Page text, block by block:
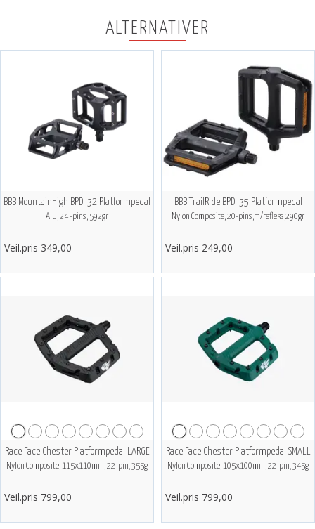
ALTERNATIVER
BBB MountainHigh BPD-32 Platformpedal
Alu, 24 -pins, 592gr
Veil.pris 349,00
BBB TrailRide BPD-35 Platformpedal
Nylon Composite, 20-pins,m/refleks,290gr
Veil.pris 249,00
Race Face Chester Platformpedal LARGE
Nylon Composite, 115x110mm, 22-pin, 355g
Veil.pris 799,00
Race Face Chester Platformpedal SMALL
Nylon Composite, 105x100mm, 22-pin, 345g
Veil.pris 799,00